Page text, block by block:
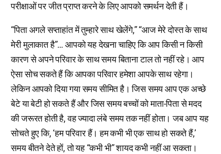
परीक्षाओं पर जीत प्राप्त करने के लिए आपको समर्थन देती हैं।
“पिता अगले सप्ताहांत में तुम्हारे साथ खेलेंगे,” “आज मेरे दोस्त के साथ
मेरी मुलाकात है”… आपको यह देखना चाहिए कि आप किसी न किसी
कारण से अपने परिवार के साथ समय बिताना टाल तो नहीं रहे। आप
ऐसा सोच सकते हैं कि आपका परिवार हमेशा आपके साथ रहेगा।
लेकिन आपको दिया गया समय सीमित है। जिस समय आप एक अच्छे
बेटे या बेटी हो सकते हैं और जिस समय बच्चों को माता-पिता से मदद
की जरूरत होती है, वह ज्यादा लंबे समय तक नहीं होता। जब आप यह
सोचते हुए कि, ‘हम परिवार हैं। हम कभी भी एक साथ हो सकते हैं,’
समय बीतने देते हों, तो यह “कभी भी” शायद कभी नहीं आ सकता।